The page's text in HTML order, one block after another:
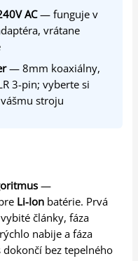
AC— funguje v
vrátane
— 8mm koaxiálny,
3-pin; vyberte si
stroju
—
Li-Ion batérie. Prvá
články, fáza
nabije a fáza
bez tepelného